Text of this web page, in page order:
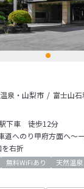
泉・山梨市
富士山
下車 徒歩12分
道へのり甲府方面へ～
右折
無料WiFiあり 天然温泉